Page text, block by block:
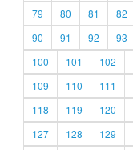
79
80 81 82
90
91 92 93
100
101 102
109
110 111
118
119 120
127
128 129